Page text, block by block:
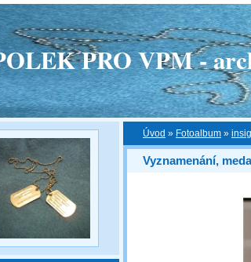
PRO VPM -
Úvod » Fotoalbum »
Vyznamenání,